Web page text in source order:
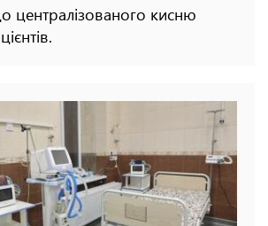
централізованого кисню